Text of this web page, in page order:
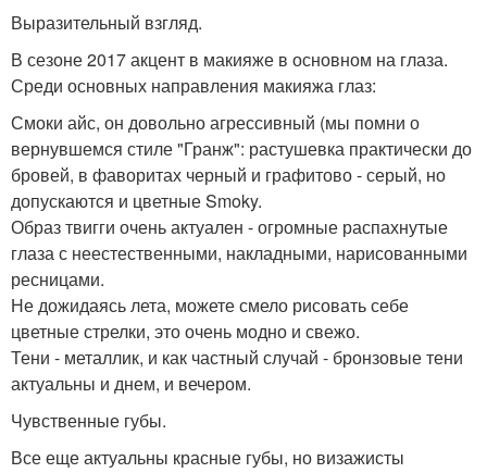
Выразительный взгляд.
В сезоне 2017 акцент в макияже в основном на глаза.
Среди основных направления макияжа глаз:
Смоки айс, он довольно агрессивный (мы помни о
вернувшемся стиле "Гранж": растушевка практически до
бровей, в фаворитах черный и графитово - серый, но
допускаются и цветные Smoky.
Образ твигги очень актуален - огромные распахнутые
глаза с неестественными, накладными, нарисованными
ресницами.
Не дожидаясь лета, можете смело рисовать себе
цветные стрелки, это очень модно и свежо.
Тени - металлик, и как частный случай - бронзовые тени
актуальны и днем, и вечером.
Чувственные губы.
Все еще актуальны красные губы, но визажисты